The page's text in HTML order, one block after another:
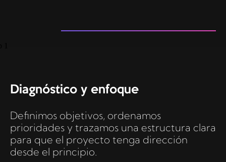
Diagnóstico y enfoque
Definimos objetivos, ordenamos
prioridades y trazamos una estructura clara
para que el proyecto tenga dirección
desde el principio.